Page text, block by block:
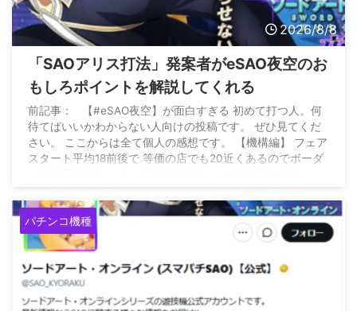
2026/8/8
「SAOアリス打法」発案者がeSAO夜空のお
もしろポイントを解説してくれる
前記事： 【#eSAO夜空】が面白すぎる 初めて打つ人。何
待てばいいかわからない人向けの投稿です。 ぜひ見てくだ
さい。 ここからは全て個人の感想です。 【機構編】 フェア
スタート平均18前後で 等価の店でも20近くあるのでボーダ
パチンコ機種